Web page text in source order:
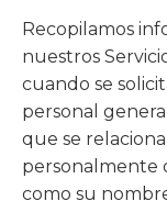
Recopilamos
nuestros
cuando se
personal
que se
personalmente
como su